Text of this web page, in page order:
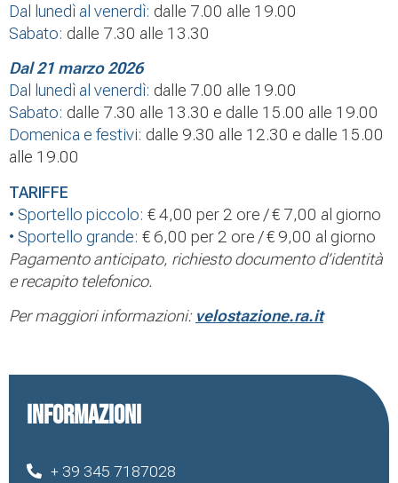
Dal lunedì al venerdì: dalle 7.00 alle 19.00
Sabato: dalle 7.30 alle 13.30
Dal 21 marzo 2026
Dal lunedì al venerdì: dalle 7.00 alle 19.00
Sabato: dalle 7.30 alle 13.30 e dalle 15.00 alle 19.00
Domenica e festivi: dalle 9.30 alle 12.30 e dalle 15.00
alle 19.00
TARIFFE
• Sportello piccolo: € 4,00 per 2 ore / € 7,00 al giorno
• Sportello grande: € 6,00 per 2 ore / € 9,00 al giorno
Pagamento anticipato, richiesto documento d’identità
e recapito telefonico.
Per maggiori informazioni: velostazione.ra.it
INFORMAZIONI
+ 39 345 7187028